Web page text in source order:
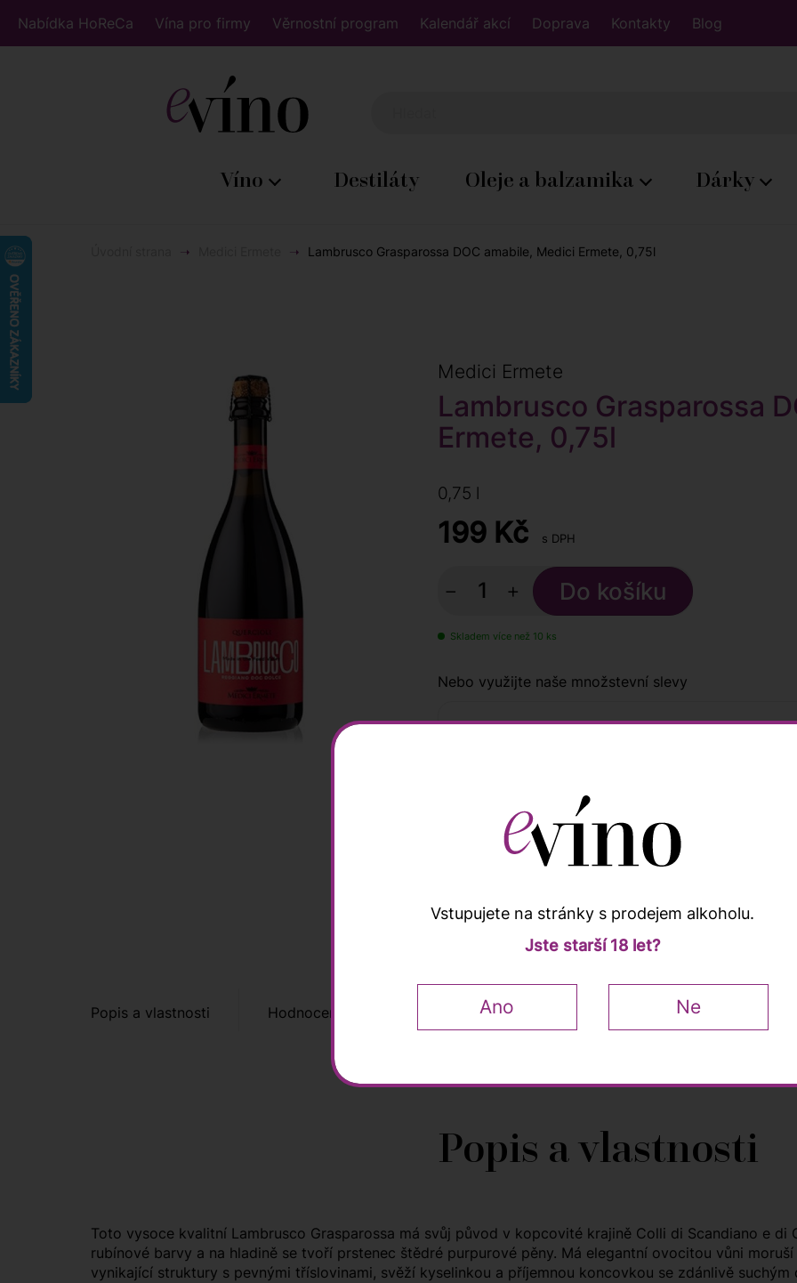
Nabídka HoReCa Vína pro firmy Věrnostní program Kalendář akcí Doprava Kontakty Blog
Víno Destiláty Oleje a balzamika Dárky
Lambrusco Grasparossa DOC amabile, Medici Ermete, 0,75l
Medici Ermete
Lambrusco Grasparossa
Ermete, 0,75l
0,75 l
199 Kč s DPH
− +
Skladem více než 10 ks
Nebo využijte naše množstevní slevy
Kup6 lahvía ušetři4 % 1 194 Kč 1
18 lahvía ušetři
Popis a vlastnosti Hodnocení zákazníků
Popis a vlastnosti
Toto vysoce kvalitní Lambrusco Grasparossa má svůj původ v kopcovité krajině Colli di Scandiano e di
rubínové barvy a na hladině se tvoří prstenec štědré purpurové pěny. Má elegantní ovocitou vůni
vynikající struktury s pevnými tříslovinami, svěží kyselinkou a příjemnou koncovkou se zdánlivě suchým
Vstupujete na stránky s prodejem alkoholu.
Jste starší 18 let?
Ano Ne